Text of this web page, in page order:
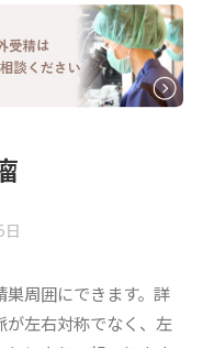
周囲にできます。詳
が左右対称でなく、左